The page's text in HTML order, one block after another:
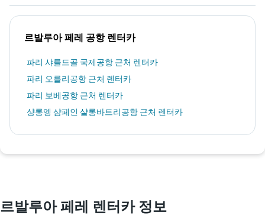
르발루아 페레 공항 렌터카
파리 샤를드골 국제공항 근처 렌터카
파리 오를리공항 근처 렌터카
파리 보베공항 근처 렌터카
샹롱엥 샴페인 샬롱바트리공항 근처 렌터카
르발루아 페레 렌터카 정보